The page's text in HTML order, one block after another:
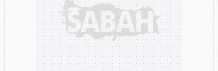
vasıtasıyla belirleyebilirsiniz. Çerezlere ilişkin detaylı bilgi
için Ayarlar butonuna tıklayabilir,Çerez Bilgilendirme
Metnimiziziyaret edebilirsiniz.
6698 sayılı Kişisel Verilerin Korunması Kanunu uyarınca
hazırlanmış Aydınlatma Metnimizi okumak ve sitemizde